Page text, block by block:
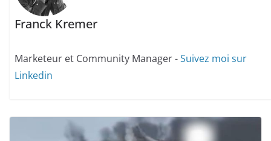
Franck Kremer
Marketeur et Community Manager -Suivez moi sur
Linkedin